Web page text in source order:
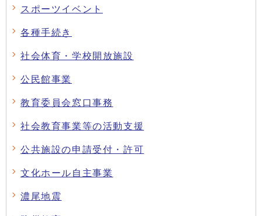
スポーツイベント
各種手続き
社会体育・学校開放施設
公民館事業
教育委員会窓口事務
社会教育事業等の活動支援
公共施設の申請受付・許可
文化ホール自主事業
濃尾地震